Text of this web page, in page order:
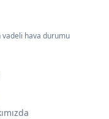
vadeli hava durumu